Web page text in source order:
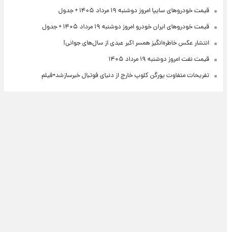
قیمت خودروهای سایپا امروز دوشنبه ۱۹ مرداد ۱۴۰۵ + جدول
قیمت خودروهای ایران خودرو امروز دوشنبه ۱۹ مرداد ۱۴۰۵ + جدول
انتشار عکس خاطره‌انگیز همسر اکبر عبدی از سال‌های جوانی!
قیمت نفت امروز دوشنبه ۱۹ مرداد ۱۴۰۵
تفریحات متفاوت یورگن کلوپ خارج از دنیای فوتبال خبرسازشد+فیلم